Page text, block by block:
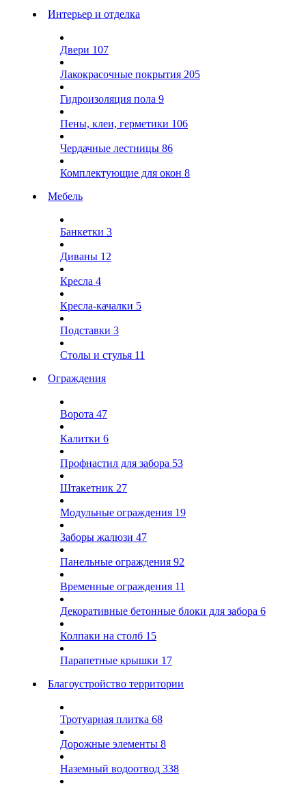
Интерьер и отделка
Двери 107
Лакокрасочные покрытия 205
Гидроизоляция пола 9
Пены, клеи, герметики 106
Чердачные лестницы 86
Комплектующие для окон 8
Мебель
Банкетки 3
Диваны 12
Кресла 4
Кресла-качалки 5
Подставки 3
Столы и стулья 11
Ограждения
Ворота 47
Калитки 6
Профнастил для забора 53
Штакетник 27
Модульные ограждения 19
Заборы жалюзи 47
Панельные ограждения 92
Временные ограждения 11
Декоративные бетонные блоки для забора 6
Колпаки на столб 15
Парапетные крышки 17
Благоустройство территории
Тротуарная плитка 68
Дорожные элементы 8
Наземный водоотвод 338